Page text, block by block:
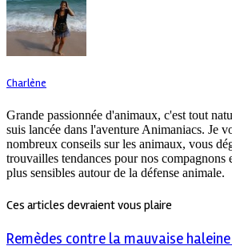
Charlène
Grande passionnée d'animaux, c'est tout
suis lancée dans l'aventure Animaniacs. Je
nombreux conseils sur les animaux, vous
trouvailles tendances pour nos compagnons
plus sensibles autour de la défense animale.
Ces articles devraient vous plaire
Remèdes contre la mauvaise